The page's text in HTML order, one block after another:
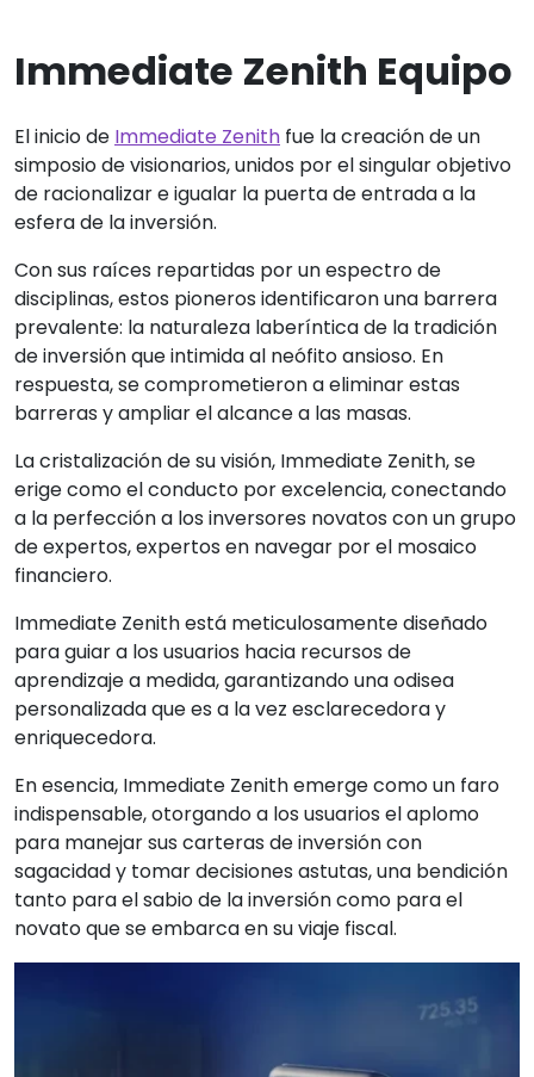
Immediate Zenith Equipo
El inicio de Immediate Zenith fue la creación de un
simposio de visionarios, unidos por el singular objetivo
de racionalizar e igualar la puerta de entrada a la
esfera de la inversión.
Con sus raíces repartidas por un espectro de
disciplinas, estos pioneros identificaron una barrera
prevalente: la naturaleza laberíntica de la tradición
de inversión que intimida al neófito ansioso. En
respuesta, se comprometieron a eliminar estas
barreras y ampliar el alcance a las masas.
La cristalización de su visión, Immediate Zenith, se
erige como el conducto por excelencia, conectando
a la perfección a los inversores novatos con un grupo
de expertos, expertos en navegar por el mosaico
financiero.
Immediate Zenith está meticulosamente diseñado
para guiar a los usuarios hacia recursos de
aprendizaje a medida, garantizando una odisea
personalizada que es a la vez esclarecedora y
enriquecedora.
En esencia, Immediate Zenith emerge como un faro
indispensable, otorgando a los usuarios el aplomo
para manejar sus carteras de inversión con
sagacidad y tomar decisiones astutas, una bendición
tanto para el sabio de la inversión como para el
novato que se embarca en su viaje fiscal.